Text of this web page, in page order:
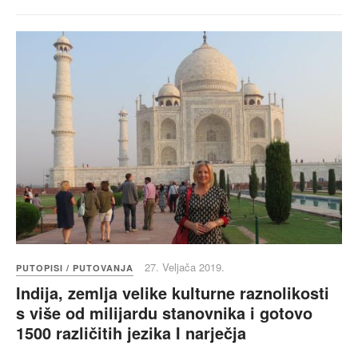
PUTOPISI / PUTOVANJA 27. Veljača 2019.
Indija, zemlja velike kulturne raznolikosti
s više od milijardu stanovnika i gotovo
1500 različitih jezika I narječja